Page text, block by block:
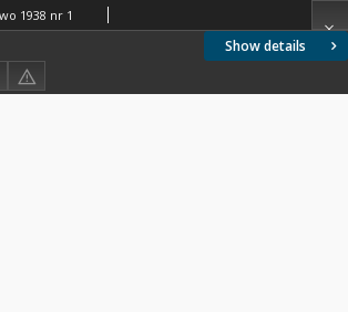
Show details
1938 nr 1